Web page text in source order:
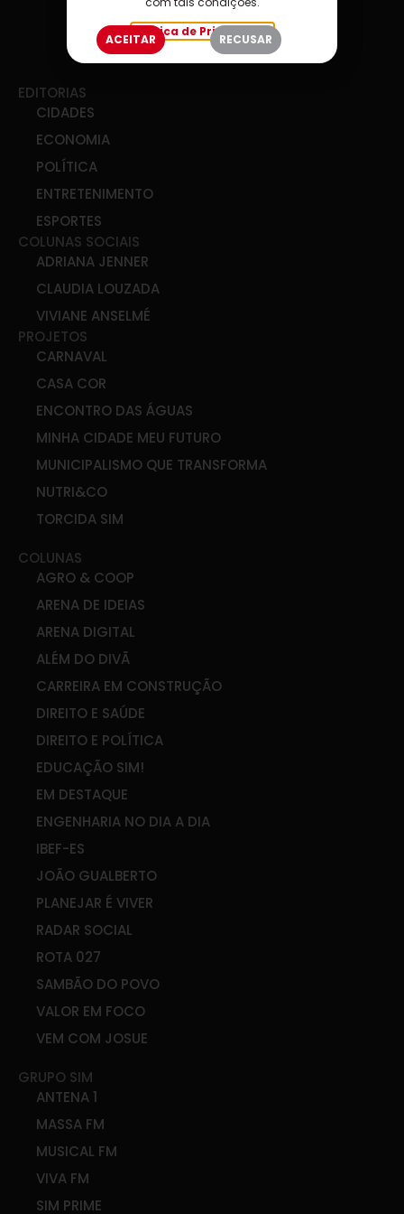
EDITORIAS
CIDADES
ECONOMIA
POLÍTICA
ENTRETENIMENTO
ESPORTES
COLUNAS SOCIAIS
ADRIANA JENNER
CLAUDIA LOUZADA
VIVIANE ANSELMÉ
PROJETOS
CARNAVAL
CASA COR
ENCONTRO DAS ÁGUAS
MINHA CIDADE MEU FUTURO
MUNICIPALISMO QUE TRANSFORMA
NUTRI&CO
TORCIDA SIM
COLUNAS
AGRO & COOP
ARENA DE IDEIAS
ARENA DIGITAL
ALÉM DO DIVÃ
CARREIRA EM CONSTRUÇÃO
DIREITO E SAÚDE
DIREITO E POLÍTICA
EDUCAÇÃO SIM!
EM DESTAQUE
ENGENHARIA NO DIA A DIA
IBEF-ES
JOÃO GUALBERTO
PLANEJAR É VIVER
RADAR SOCIAL
ROTA 027
SAMBÃO DO POVO
VALOR EM FOCO
VEM COM JOSUE
GRUPO SIM
ANTENA 1
MASSA FM
MUSICAL FM
VIVA FM
SIM PRIME
Política de Privacidade
ACEITAR RECUSAR